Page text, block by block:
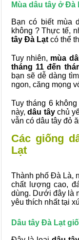
Mùa dâu tây ở Đà
Bạn có biết mùa
không ? Thực tế,
tây Đà Lạt có thể
Tuy nhiên, mùa
tháng 11 đến
bạn sẽ dễ dàng
ngon, căng mọng
Tuy tháng 6
này,dâu tâychủ
vẫn có dâu tây đỏ
Các giống
Lạt
Thành phố Đà Là,
chất lượng cao,
dùng. Dưới đây là
yêu thích nhất tại
Dâu tây Đà Lạt